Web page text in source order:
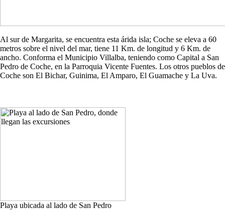
Al sur de Margarita, se encuentra esta árida isla; Coche se eleva a 60
metros sobre el nivel del mar, tiene 11 Km. de longitud y 6 Km. de
ancho. Conforma el Municipio Villalba, teniendo como Capital a San
Pedro de Coche, en la Parroquia Vicente Fuentes. Los otros pueblos de
Coche son El Bichar, Guinima, El Amparo, El Guamache y La Uva.
Playa ubicada al lado de San Pedro